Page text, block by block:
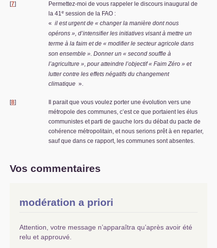
[7]
Permettez-moi de vous rappeler le discours inaugural de
la 41e session de la FAO :
« il est urgent de « changer la manière dont nous
opérons », d’intensifier les initiatives visant à mettre un
terme à la faim et de « modifier le secteur agricole dans
son ensemble ». Donner un « second souffle à
l’agriculture », pour atteindre l’objectif « Faim Zéro » et
lutter contre les effets négatifs du changement
climatique ».
[8]
Il parait que vous voulez porter une évolution vers une
métropole des communes, c’est ce que portaient les élus
communistes et parti de gauche lors du débat du pacte de
cohérence métropolitain, et nous serions prêt à en reparler,
sauf que dans ce rapport, les communes sont absentes.
Vos commentaires
modération a priori
Attention, votre message n’apparaîtra qu’après avoir été
relu et approuvé.